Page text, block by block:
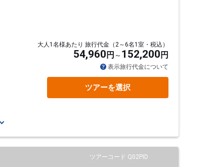
大人1名様あたり 旅行代金（2～6名1室・税込）
54,960 円 152,200 円
表示旅行代金について
ツアーを選択
ツアーコード Q02PID